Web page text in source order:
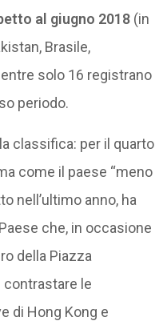
al giugno 2018(in
Brasile,
solo 16 registrano
periodo.
classifica: per il quarto
come il paese “meno
nell’ultimo anno, ha
che, in occasione
della Piazza
contrastare le
di Hong Kong e